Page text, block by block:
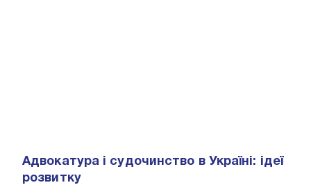
Адвокатура і судочинство в Україні: ідеї
розвитку